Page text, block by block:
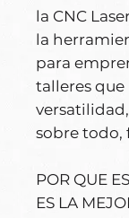
la CNC
la
para
talleres que
sobre todo,
POR QUE
ES LA